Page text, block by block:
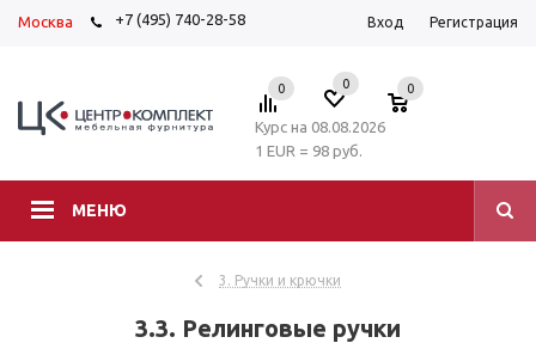
Москва +7 (495) 740-28-58 Вход Регистрация
МЕНЮ
0 0 0
Курс на 08.08.2026
1 EUR = 98 руб.
3. Ручки и крючки
3.3. Релинговые ручки